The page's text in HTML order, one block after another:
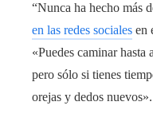
“Nunca ha hecho más
en las redes sociales en
«Puedes caminar hasta
pero sólo si tienes
orejas y dedos nuevos».